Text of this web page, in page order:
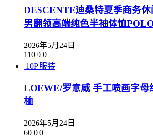
DESCENTE迪桑特夏季商务
男翻领高端纯色半袖体恤
2026年5月24日
110 0 0
10P 服装
LOEWE/罗意威 手工喷画字母
桖
2026年5月24日
60 0 0